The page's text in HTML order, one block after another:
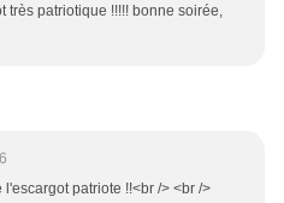
très patriotique !!!!! bonne soirée,
patriote !!<br /> <br />